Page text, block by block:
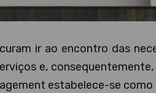
ir ao encontro das
e,
estabelece-se